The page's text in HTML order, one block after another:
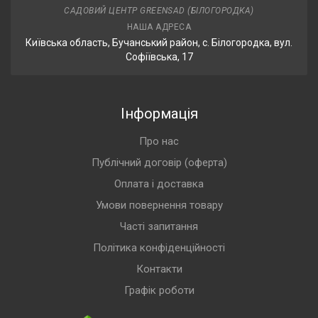
САДОВИЙ ЦЕНТР GREENSAD (БІЛОГОРОДКА)
НАША АДРЕСА
Київська область, Бучанський район, с. Білогородка, вул.
Софіївська, 17
Інформація
Про нас
Публічний договір (оферта)
Оплата і доставка
Умови повернення товару
Часті запитання
Політика конфіденційності
Контакти
Графік роботи